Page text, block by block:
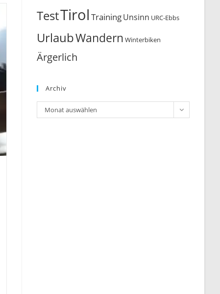
TestTirol TrainingUnsinn URC-Ebbs
UrlaubWandern Winterbiken
Ärgerlich
Archiv
Archiv
Monat auswählen